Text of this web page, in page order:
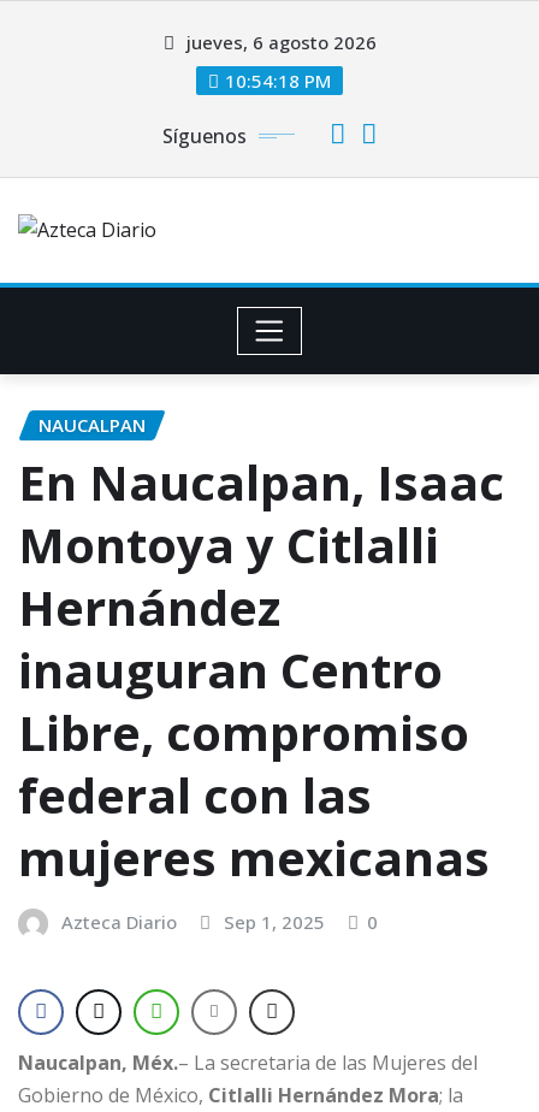
jueves, 6 agosto 2026
10:54:19 PM
Síguenos
NAUCALPAN
En Naucalpan, Isaac
Montoya y Citlalli
Hernández
inauguran Centro
Libre, compromiso
federal con las
mujeres mexicanas
Azteca Diario Sep 1, 2025 0
Naucalpan, Méx.– La secretaria de las Mujeres del
Gobierno de México, Citlalli Hernández Mora; la